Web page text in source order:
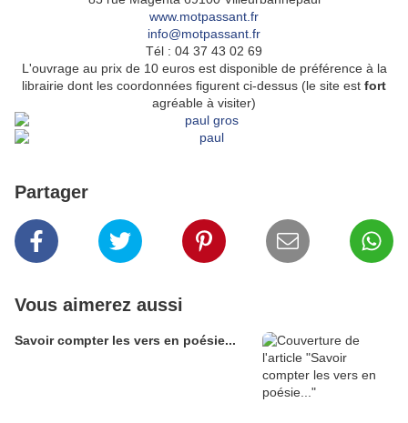
www.motpassant.fr
info@motpassant.fr
Tél : 04 37 43 02 69
L'ouvrage au prix de 10 euros est disponible de préférence à la
librairie dont les coordonnées figurent ci-dessus (le site est fort
agréable à visiter)
Partager
Vous aimerez aussi
Savoir compter les vers en poésie...